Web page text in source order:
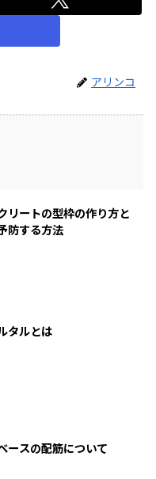
アリンコ
リートの型枠の作り方と
防する方法
タルとは
ースの配筋について